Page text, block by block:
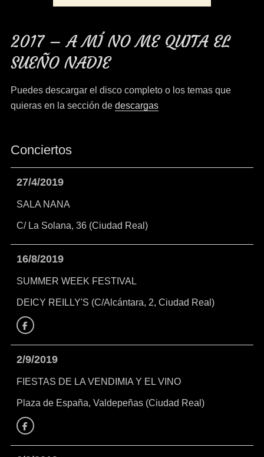
2017 – A MÍ NO ME QUITA EL
SUEÑO NADIE
Puedes descargar el disco completo o los temas que
quieras en la sección de descargas
Conciertos
27/4/2019
SALA NANA
C/ La Solana, 36 (Ciudad Real)
16/8/2019
SUMMER WEEK FESTIVAL
DEICY REILLY'S (C/Alcántara, 2, Ciudad Real)
Facebook
2/9/2019
FIESTAS DE LA VENDIMIA Y EL VINO
Plaza de España, Valdepeñas (Ciudad Real)
Facebook